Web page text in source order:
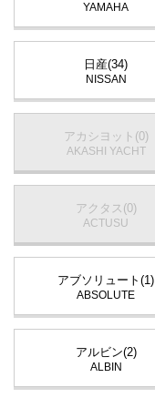
YAMAHA
日産(34)
NISSAN
アカシヨット(0)
AKASHI YACHT
アクタス(0)
ACTUSU
アブソリュート(1)
ABSOLUTE
アルビン(2)
ALBIN